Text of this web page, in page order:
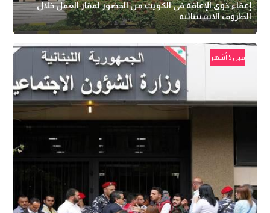
إعفاء ذوي الإعاقة في الكويت من الحضور لمقار العمل خلال
الظروف الاستثنائية
قبل 5 أشهر